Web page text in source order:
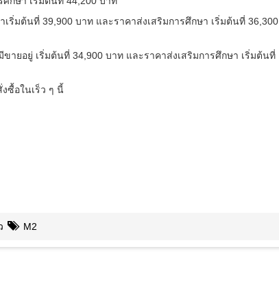
ริ่มต้นที่ 39,900 บาท และราคาส่งเสริมการศึกษา เริ่มต้นที่ 36,300
ายอยู่ เริ่มต้นที่ 34,900 บาท และราคาส่งเสริมการศึกษา เริ่มต้นที่
งซื้อในเร็ว ๆ นี้
M2